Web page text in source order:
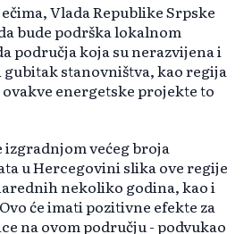
Vlada Republike Srpske
bude podrška lokalnom
područja koja su nerazvijena i
stanovništva, kao regija
energetske projekte to
izgradnjom većeg broja
u Hercegovini slika ove regije
nekoliko godina, kao i
će imati pozitivne efekte za
na ovom području - podvukao